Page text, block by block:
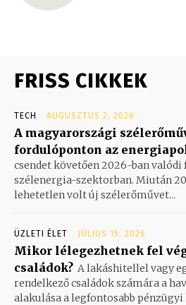
FRISS CIKKEK
TECH AUGUSZTUS 2, 2026
A magyarországi
fordulóponton az
csendet követően 2026-ban valódi
szélenergia-szektorban. Miután
lehetetlen volt új szélerőművet...
ÜZLETI ÉLET JÚLIUS 15, 2026
Mikor lélegezhetnek fel
családok? A lakáshitellel vagy
rendelkező családok számára a
alakulása a legfontosabb